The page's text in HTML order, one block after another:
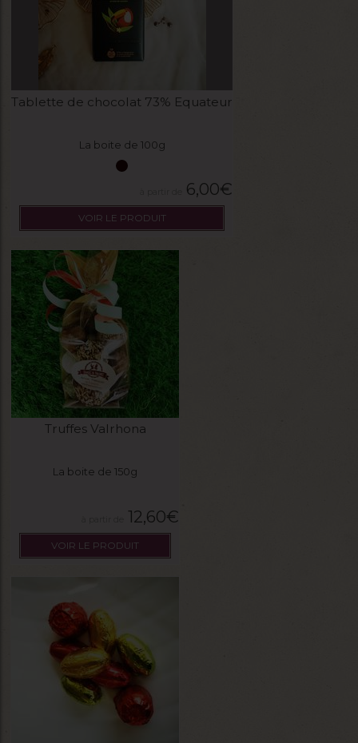
Tablette de chocolat 73% Equateur
La boite de 100g
6,00€
VOIR LE PRODUIT
Truffes Valrhona
La boite de 150g
12,60€
VOIR LE PRODUIT